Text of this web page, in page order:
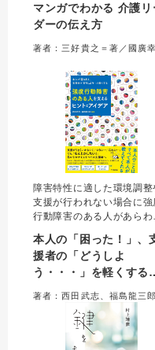
率よく行う「申し送り」、
手に納得して動いてもらえ
「指示出し」、本音で話し
もらえる「面談」などの手
について、マンガを読むだ
でも理解できる。
マンガでわかる 介護リ
ダーの伝え方
障害特性に適した環境調整
支援が行われない場合に強
行動障害のある人があらわ
り、支援者の対応力が重要
ある。本書では24人の実践
ら、本人との向き合い方、
どのヒントやアイデアをわ
りやすく解説する。
本人の「困った！」、
援者の「どうしよ
う・・・」を軽くす
強度行動障害のある人を
支えるヒントとアイデア